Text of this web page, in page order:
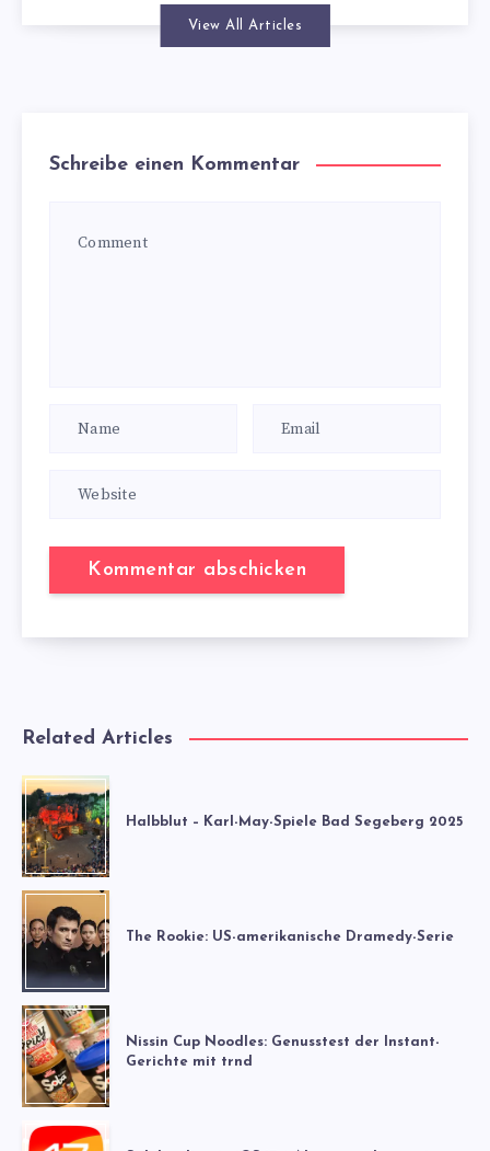
View All Articles
Schreibe einen Kommentar
Related Articles
Halbblut – Karl-May-Spiele Bad Segeberg 2025
The Rookie: US-amerikanische Dramedy-Serie
Nissin Cup Noodles: Genusstest der Instant-
Gerichte mit trnd